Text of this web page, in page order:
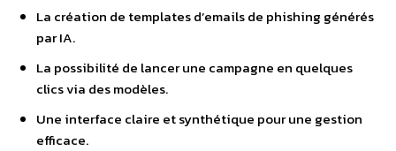
La création de templates d’emails de phishing générés
par IA.
La possibilité de lancer une campagne en quelques
clics via des modèles.
Une interface claire et synthétique pour une gestion
efficace.